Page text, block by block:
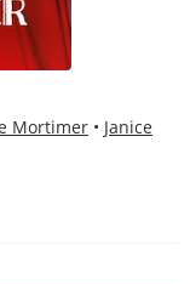
Mortimer
Janice